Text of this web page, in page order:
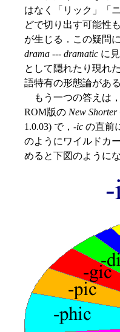
はなく「リック」「
どで切り出す可能性
が生じる．この疑問
drama --- dramatic に
として隠れたり現れ
語特有の形態論がある
もう一つの答えは
ROM版の New
1.0.03) で，-ic の直前
のようにワイルドカ
めると下図のように